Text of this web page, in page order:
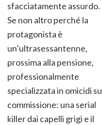
sfacciatamente assurdo.
Se non altro perché la
protagonista è
un’ultrasessantenne,
prossima alla pensione,
professionalmente
specializzata in omicidi su
commissione: una serial
killer dai capelli grigi e il